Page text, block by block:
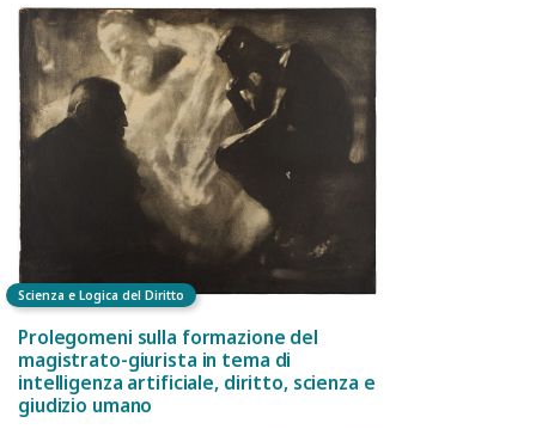
Scienza e Logica del Diritto
Prolegomeni sulla formazione del
magistrato-giurista in tema di
intelligenza artificiale, diritto, scienza e
giudizio umano